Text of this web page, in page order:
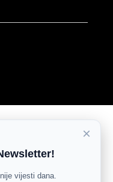
×
vijesti dana.